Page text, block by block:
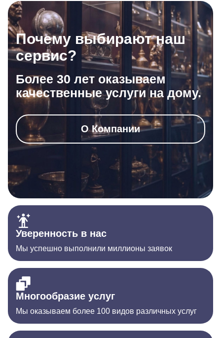
Почему выбирают наш
сервис?
Более 30 лет оказываем
качественные услуги на дому.
О Компании
Уверенность в нас
Мы успешно выполнили миллионы заявок
Многообразие услуг
Мы оказываем более 100 видов различных услуг